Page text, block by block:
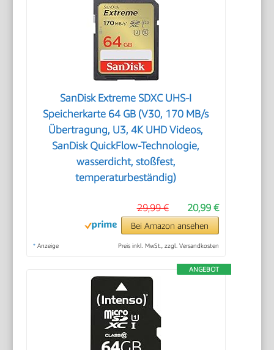
SanDisk Extreme SDXC UHS-I
Speicherkarte 64 GB (V30, 170 MB/s
Übertragung, U3, 4K UHD Videos,
SanDisk QuickFlow-Technologie,
wasserdicht, stoßfest,
temperaturbeständig)
20,99 €
29,99 €
Bei Amazon ansehen
* Anzeige Preis inkl. MwSt., zzgl. Versandkosten
ANGEBOT